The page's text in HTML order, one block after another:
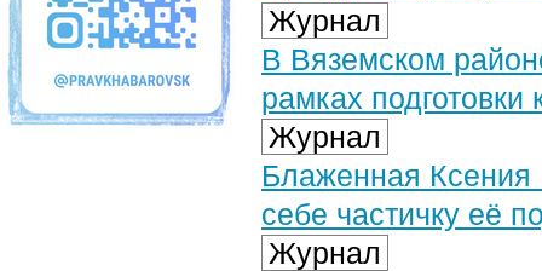
Журнал
В Вяземском
рамках подготовки
Журнал
Блаженная Ксения
себе частичку её
Журнал